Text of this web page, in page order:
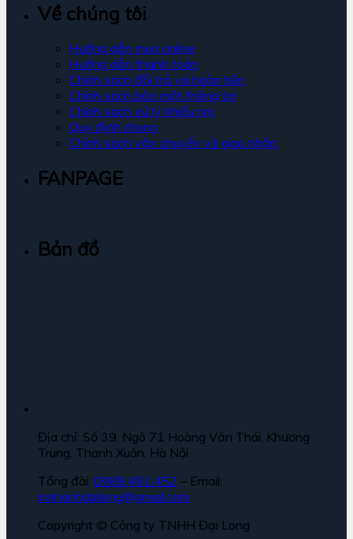
Về chúng tôi
Hướng dẫn mua online
Hướng dẫn thanh toán
Chính sách đổi trả và hoàn tiền
Chính sách bảo mật thông tin
Chính sách xử lý khiếu nại
Quy định chung
Chính sách vận chuyển và giao nhận
FANPAGE
Bản đồ
Địa chỉ: Số 39, Ngõ 71 Hoàng Văn Thái, Khương
Trung, Thanh Xuân, Hà Nội
Tổng đài: 0989.481.452 – Email:
innhanhdailong@gmail.com
Copyright © Công ty TNHH Đại Long